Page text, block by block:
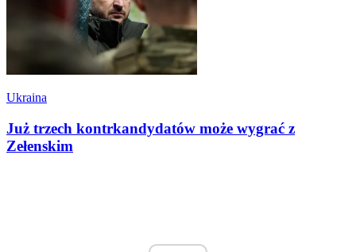
Ukraina
Już trzech kontrkandydatów może wygrać z
Zełenskim